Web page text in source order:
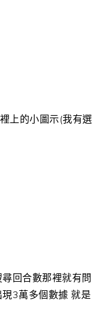
上的小圖示(我有選
回合數那裡就有問
3萬多個數據 就是